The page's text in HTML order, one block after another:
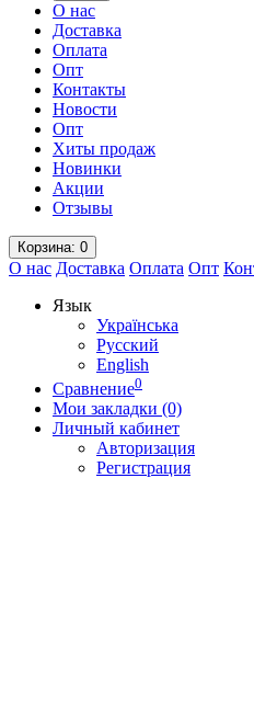
О нас
Доставка
Оплата
Опт
Контакты
Новости
Опт
Хиты продаж
Новинки
Акции
Отзывы
Корзина: 0
О нас Доставка Оплата Опт
Язык
Українська
Русский
English
Сравнение0
Мои закладки (0)
Личный кабинет
Авторизация
Регистрация